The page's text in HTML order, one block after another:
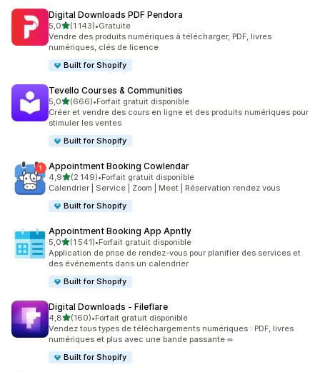
Digital Downloads PDF Pendora
5,0étoile(s) sur 5
(1 143)
1143 avis au total
•Gratuite
Vendre des produits numériques à télécharger, PDF, livres
numériques, clés de licence
Built for Shopify
Tevello Courses & Communities
5,0étoile(s) sur 5
(666)
666 avis au total
•Forfait gratuit disponible
Créer et vendre des cours en ligne et des produits numériques pour
stimuler les ventes
Built for Shopify
Appointment Booking Cowlendar
4,9étoile(s) sur 5
(2 149)
2149 avis au total
•Forfait gratuit disponible
Calendrier | Service | Zoom | Meet | Réservation rendez vous
Built for Shopify
Appointment Booking App Apntly
5,0étoile(s) sur 5
(1 541)
1541 avis au total
•Forfait gratuit disponible
Application de prise de rendez-vous pour planifier des services et
des événements dans un calendrier
Built for Shopify
Digital Downloads ‑ Fileflare
4,8étoile(s) sur 5
(160)
160 avis au total
•Forfait gratuit disponible
Vendez tous types de téléchargements numériques : PDF, livres
numériques et plus avec une bande passante ∞
Built for Shopify